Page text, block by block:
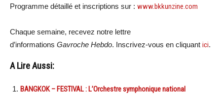
Programme détaillé et inscriptions sur : www.bkkunzine.com
Chaque semaine, recevez notre lettre
d’informations Gavroche Hebdo. Inscrivez-vous en cliquant ici.
A Lire Aussi:
BANGKOK – FESTIVAL : L’Orchestre symphonique national